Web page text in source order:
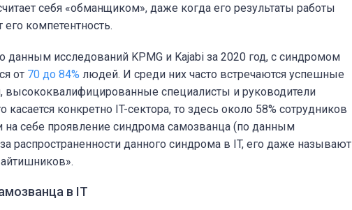
себя «обманщиком», даже когда его результаты работы
компетентность.
данным исследований KPMG и Kajabi за 2020 год, с синдромом
от 70 до 84% людей. И среди них часто встречаются успешные
высококвалифицированные специалисты и руководители
конкретно IT-сектора, то здесь около 58% сотрудников
на себе проявление синдрома самозванца (по данным
распространенности данного синдрома в IT, его даже называют
в IT